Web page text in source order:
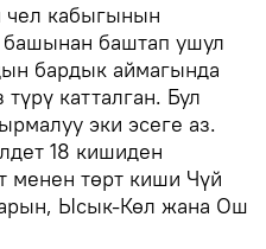
кабыгынын
баштап ушул
бардык аймагында
катталган. Бул
эки эсеге аз.
18 кишиден
менен төрт киши Чүй
Ысык-Көл жана Ош